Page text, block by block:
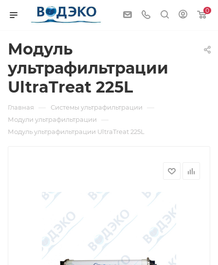
0
Модуль
ультрафильтрации
UltraTreat 225L
Главная — Системы ультрафильтрации —
Модули ультрафильтрации —
Модуль ультрафильтрации UltraTreat 225L